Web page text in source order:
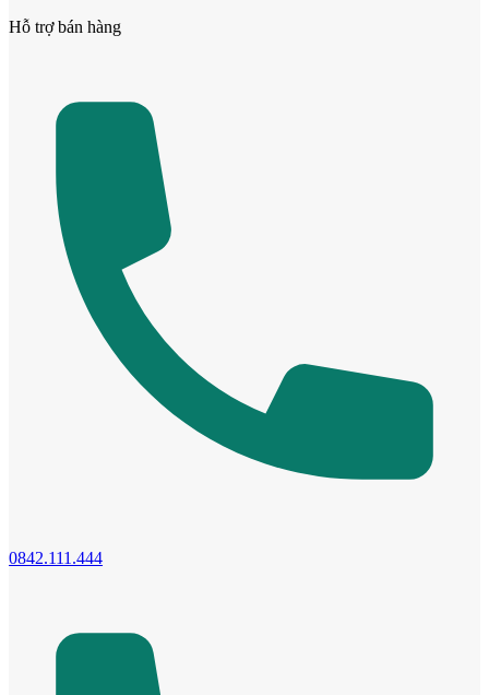
Cửa ô kính
Hỗ trợ bán hàng
0842.111.444